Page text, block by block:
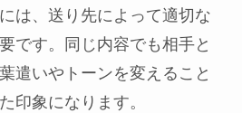
は、送り先によって適切な
です。同じ内容でも相手と
遣いやトーンを変えること
印象になります。